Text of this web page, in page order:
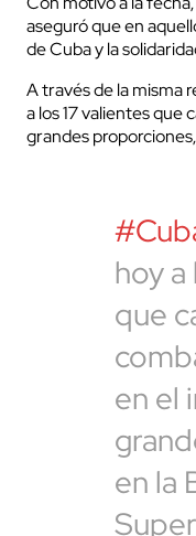
aseguró que en
de Cuba y la
A través de la misma
a los 17 valientes
grandes
hoy a
que
en el
en la